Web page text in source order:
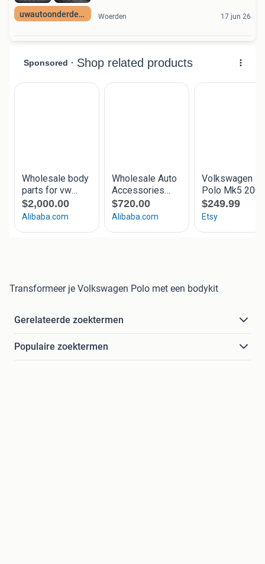
uwautoonderdeel nl Woerden 17 jun 26
Transformeer je Volkswagen Polo met een bodykit
Gerelateerde zoektermen
Populaire zoektermen